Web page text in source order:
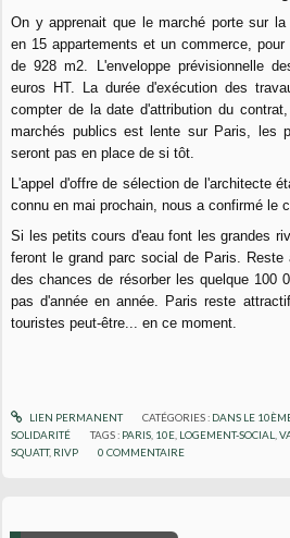
On y apprenait que le marché porte sur la
en 15 appartements et un commerce,
de 928 m2. L'enveloppe prévisionnelle
euros HT. La durée d'exécution des
compter de la date d'attribution du
marchés publics est lente sur Paris, les
seront pas en place de si tôt.
L'appel d'offre de sélection de l'architecte
connu en mai prochain, nous a confirmé le
Si les petits cours d'eau font les grandes
feront le grand parc social de Paris.
des chances de résorber les quelque 100
pas d'année en année. Paris reste
touristes peut-être... en ce moment.
LIEN PERMANENT CATÉGORIES : DANS LE
SOLIDARITÉ
TAGS : PARIS 10E LOGEMENT-SOCIAL ,
SQUATT, RIVP 0 COMMENTAIRE